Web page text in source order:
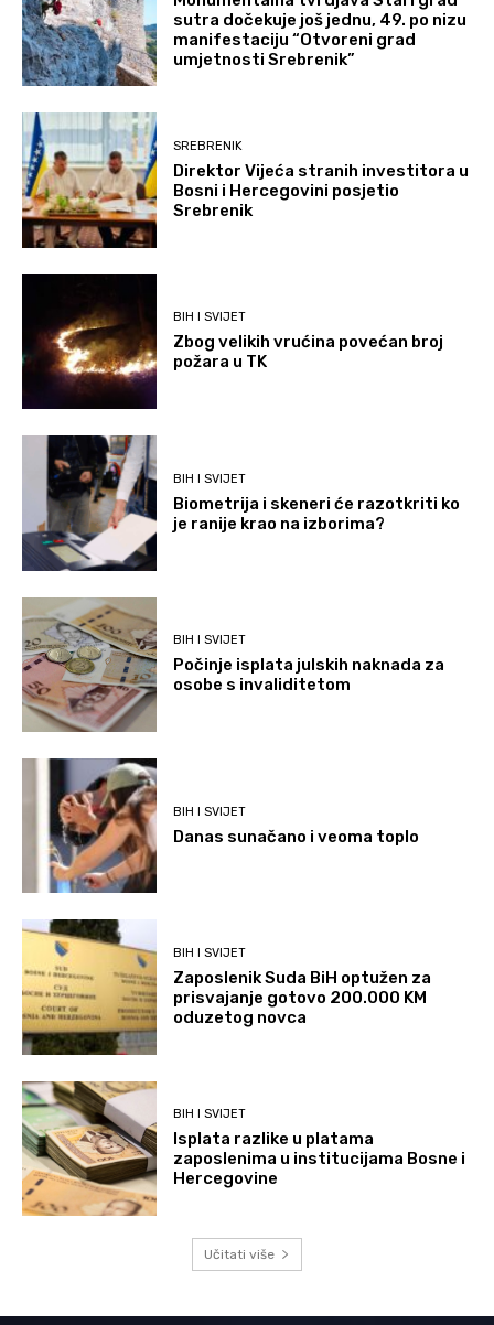
sutra dočekuje još jednu, 49. po nizu
manifestaciju “Otvoreni grad
umjetnosti Srebrenik”
SREBRENIK
Direktor Vijeća stranih investitora u
Bosni i Hercegovini posjetio
Srebrenik
BIH I SVIJET
Zbog velikih vrućina povećan broj
požara u TK
BIH I SVIJET
Biometrija i skeneri će razotkriti ko
je ranije krao na izborima?
BIH I SVIJET
Počinje isplata julskih naknada za
osobe s invaliditetom
BIH I SVIJET
Danas sunačano i veoma toplo
BIH I SVIJET
Zaposlenik Suda BiH optužen za
prisvajanje gotovo 200.000 KM
oduzetog novca
BIH I SVIJET
Isplata razlike u platama
zaposlenima u institucijama Bosne i
Hercegovine
Učitati više